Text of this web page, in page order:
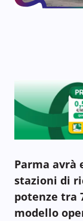
Parma avrà
stazioni di
potenze tra
modello